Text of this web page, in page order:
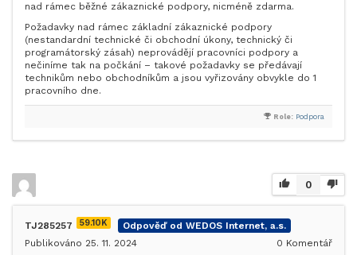
nad rámec běžné zákaznické podpory, nicméně zdarma.
Požadavky nad rámec základní zákaznické podpory
(nestandardní technické či obchodní úkony, technický či
programátorský zásah) neprovádějí pracovníci podpory a
nečiníme tak na počkání – takové požadavky se předávají
technikům nebo obchodníkům a jsou vyřizovány obvykle do 1
pracovního dne.
Role: Podpora
0
TJ285257 59.10K
Odpověď od WEDOS Internet, a.s.
Publikováno 25. 11. 2024
0 Komentář